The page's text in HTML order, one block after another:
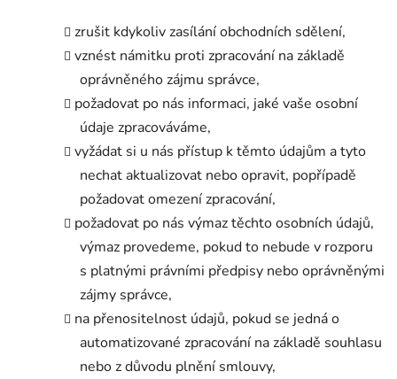
zrušit kdykoliv zasílání obchodních sdělení,
vznést námitku proti zpracování na základě
oprávněného zájmu správce,
požadovat po nás informaci, jaké vaše osobní
údaje zpracováváme,
vyžádat si u nás přístup k těmto údajům a tyto
nechat aktualizovat nebo opravit, popřípadě
požadovat omezení zpracování,
požadovat po nás výmaz těchto osobních údajů,
výmaz provedeme, pokud to nebude v rozporu
s platnými právními předpisy nebo oprávněnými
zájmy správce,
na přenositelnost údajů, pokud se jedná o
automatizované zpracování na základě souhlasu
nebo z důvodu plnění smlouvy,